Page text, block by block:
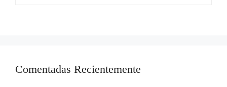
Comentadas Recientemente